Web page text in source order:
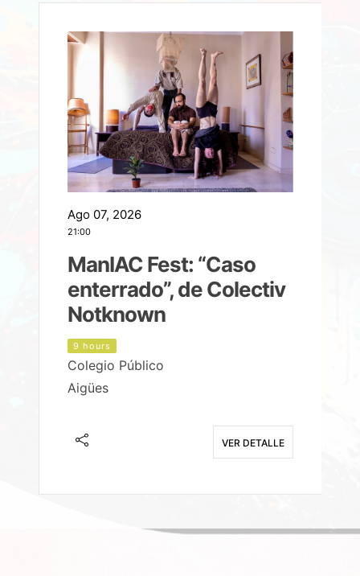
Ago 07, 2026
21:00
ManIAC Fest: “Caso
enterrado”, de Colectiv
Notknown
9 hours
Colegio Público
Aigües
VER DETALLE